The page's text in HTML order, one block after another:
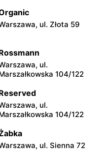
34
Prim Market
Mikołaja
1
Market
ul. Mławska 10
Market
Osada, ul.
1b
ul. Złota 59
ul.
104/122
ul.
104/122
ul. Sienna 72